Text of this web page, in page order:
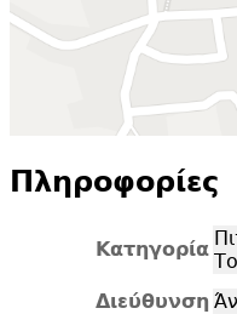
Πληροφορίες
Κατηγορία
Διεύθυνση